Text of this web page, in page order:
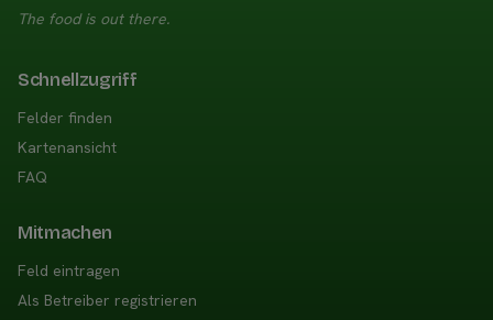
The food is out there.
Schnellzugriff
Felder finden
Kartenansicht
FAQ
Mitmachen
Feld eintragen
Als Betreiber registrieren